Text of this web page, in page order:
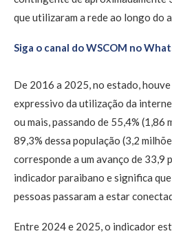
que utilizaram a rede ao longo do
Siga o canal do WSCOM no
De 2016 a 2025, no estado,
expressivo da utilização da
ou mais, passando de 55,4% (1,86
89,3% dessa população (3,2
corresponde a um avanço de 33,9
indicador paraibano e significa
pessoas passaram a estar
Entre 2024 e 2025, o indicador